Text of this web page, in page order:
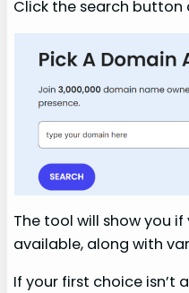
Click the search button
The tool will show you
available, along with
If your first choice isn’t